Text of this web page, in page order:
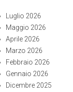
Luglio 2026
Maggio 2026
Aprile 2026
Marzo 2026
Febbraio 2026
Gennaio 2026
Dicembre 2025